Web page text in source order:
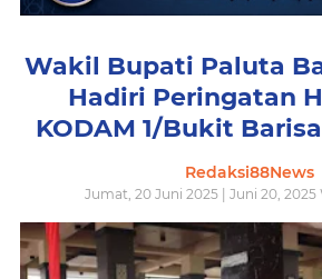
Wakil Bupati Paluta
Hadiri Peringatan
KODAM 1/Bukit
Redaksi88News
Jumat, 20 Juni 2025 | Juni 20, 2025